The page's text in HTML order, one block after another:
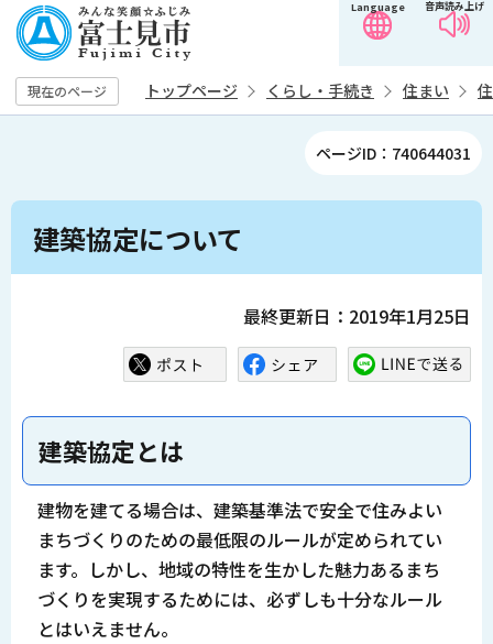
の
ペ
ー
す
音声読み上げ
Language
現在のページ トップページ くらし・手続き 住まい
ページID：740644031
本
建築協定について
最終更新日：2019年1月25日
建築協定とは
建物を建てる場合は、建築基準法で安全で住みよい
まちづくりのための最低限のルールが定められてい
ます。しかし、地域の特性を生かした魅力あるまち
づくりを実現するためには、必ずしも十分なルール
とはいえません。